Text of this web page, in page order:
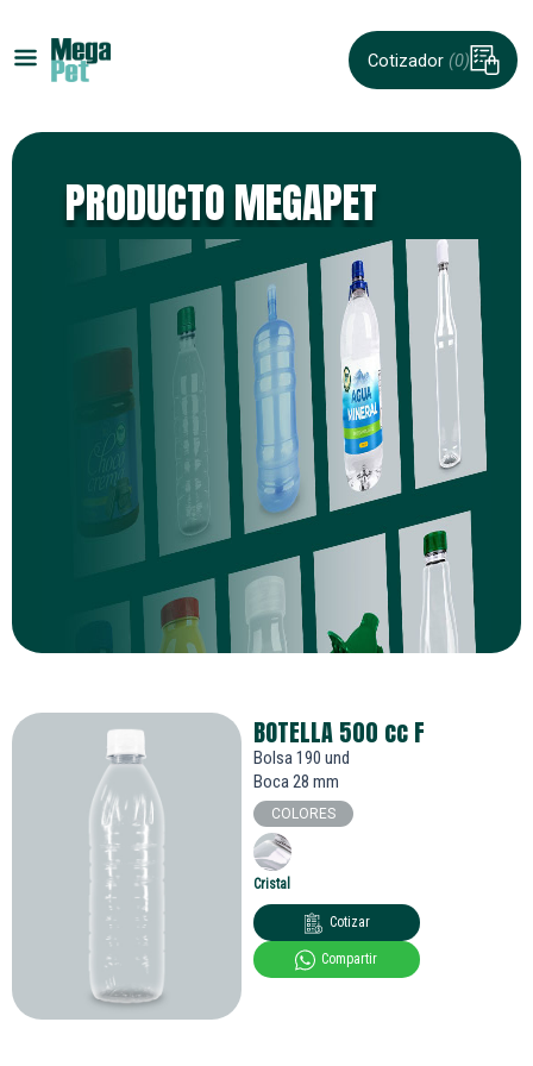
Cotizador (0)
PRODUCTO MEGAPET
BOTELLA 500 ccF
Bolsa 190 und
Boca 28 mm
COLORES
Cristal
Cotizar
Compartir